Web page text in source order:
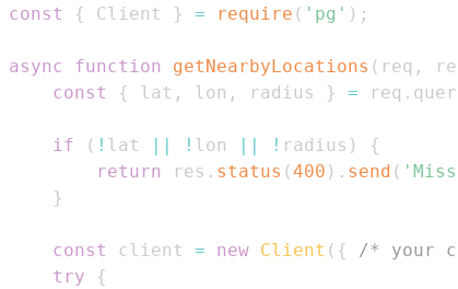
const
{ Client } = require ( 'pg' ) ;
async function getNearbyLocations ( req ,
const
{ lat , lon , radius } = req .
if ( ! lat || ! lon || ! radius )
{
return
res . status (400 ) . send (
}
const client = new Client ( { /* your
try
{